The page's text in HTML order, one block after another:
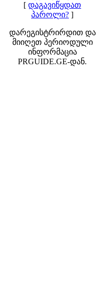
[ დაგავიწყდათ
პაროლი? ]
დარეგისტრირდით და
მიიღეთ პერიოდული
ინფორმაცია
PRGUIDE.GE-დან.